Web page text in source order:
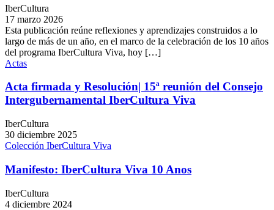
IberCultura
17 marzo 2026
Esta publicación reúne reflexiones y aprendizajes construidos a lo
largo de más de un año, en el marco de la celebración de los 10 años
del programa IberCultura Viva, hoy […]
Actas
Acta firmada y Resolución| 15ª reunión del Consejo
Intergubernamental IberCultura Viva
IberCultura
30 diciembre 2025
Colección IberCultura Viva
Manifesto: IberCultura Viva 10 Anos
IberCultura
4 diciembre 2024